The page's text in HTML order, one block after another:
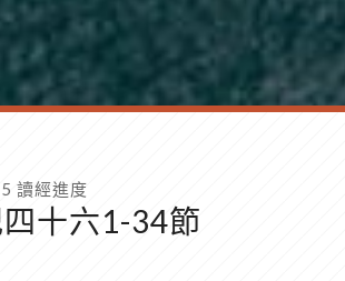
讀經進度
十六1-34節